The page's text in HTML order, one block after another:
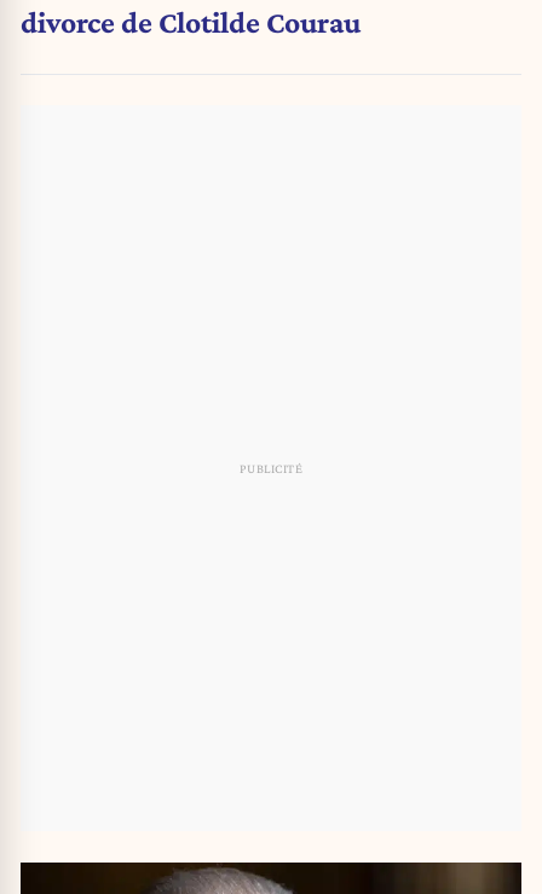
divorce de Clotilde Courau